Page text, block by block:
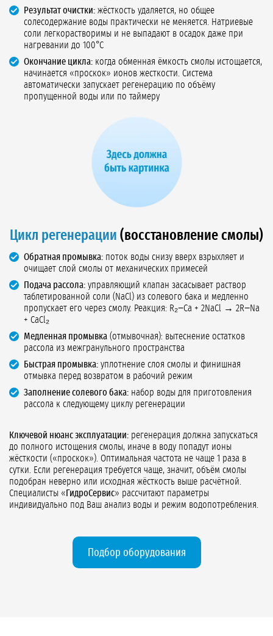
Результат очистки: жёсткость удаляется, но общее
солесодержание воды практически не меняется. Натриевые
соли легкорастворимы и не выпадают в осадок даже при
нагревании до 100°C
Окончание цикла: когда обменная ёмкость смолы истощается,
начинается «проскок» ионов жесткости. Система
автоматически запускает регенерацию по объёму
пропущенной воды или по таймеру
Цикл регенерации (восстановление смолы)
Обратная промывка: поток воды снизу вверх взрыхляет и
очищает слой смолы от механических примесей
Подача рассола: управляющий клапан засасывает раствор
таблетированной соли (NaCl) из солевого бака и медленно
пропускает его через смолу. Реакция: R₂−Ca + 2NaCl → 2R−Na
+ CaCl₂
Медленная промывка (отмывочная): вытеснение остатков
рассола из межгранульного пространства
Быстрая промывка: уплотнение слоя смолы и финишная
отмывка перед возвратом в рабочий режим
Заполнение солевого бака: набор воды для приготовления
рассола к следующему циклу регенерации
Ключевой нюанс эксплуатации: регенерация должна запускаться
до полного истощения смолы, иначе в воду попадут ионы
жёсткости («проскок»). Оптимальная частота не чаще 1 раза в
сутки. Если регенерация требуется чаще, значит, объём смолы
подобран неверно или исходная жёсткость выше расчётной.
Специалисты «ГидроСервис» рассчитают параметры
индивидуально под Ваш анализ воды и режим водопотребления.
Подбор оборудования